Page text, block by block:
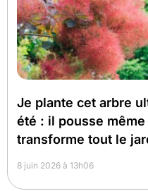
Je plante cet arbre
été : il pousse
transforme tout le
8 juin 2026 à 13h06